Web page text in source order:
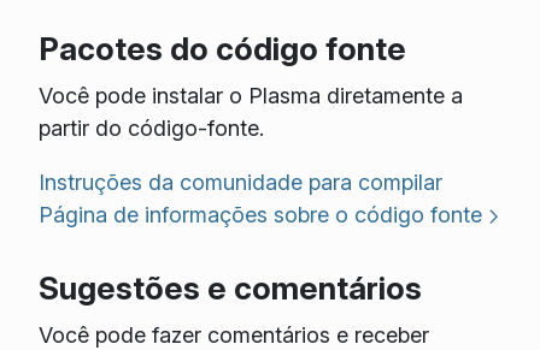
Pacotes do código fonte
Você pode instalar o Plasma diretamente a
partir do código-fonte.
Instruções da comunidade para compilar
Página de informações sobre o código fonte
Sugestões e comentários
Você pode fazer comentários e receber